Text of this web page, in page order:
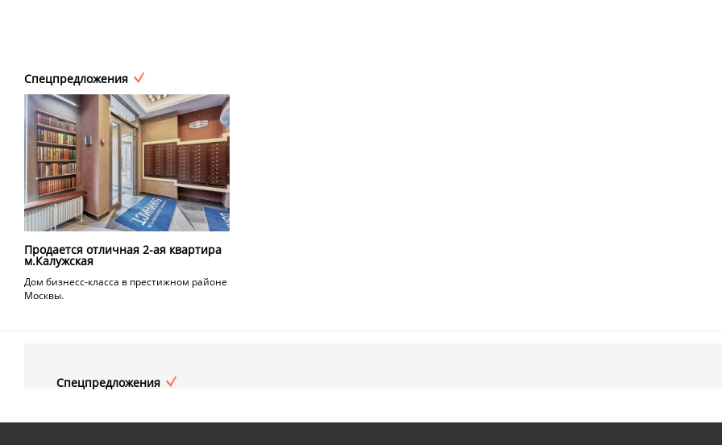
Спецпредложения
Продается отличная 2-ая квартира
м.Калужская
Дом бизнесс-класса в престижном районе
Москвы.
Спецпредложения